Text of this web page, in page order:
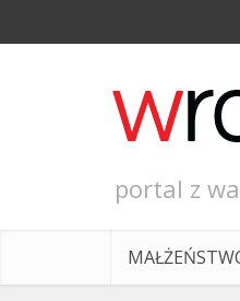
portal z